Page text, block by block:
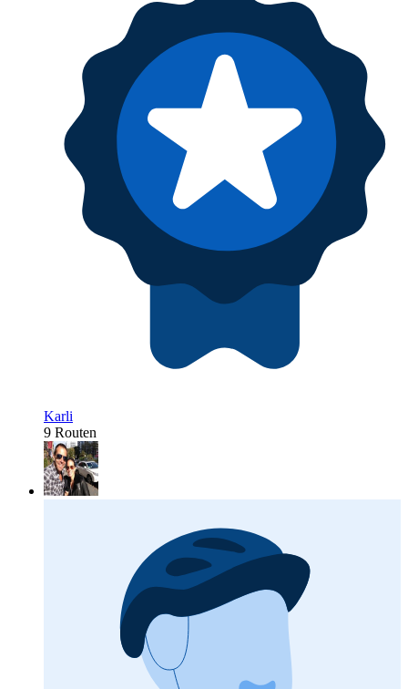
Karli
9 Routen